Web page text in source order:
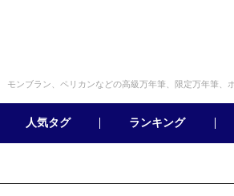
モンブラン、ペリカンなどの高級万年筆、限定万年筆、
人気タグ ランキング